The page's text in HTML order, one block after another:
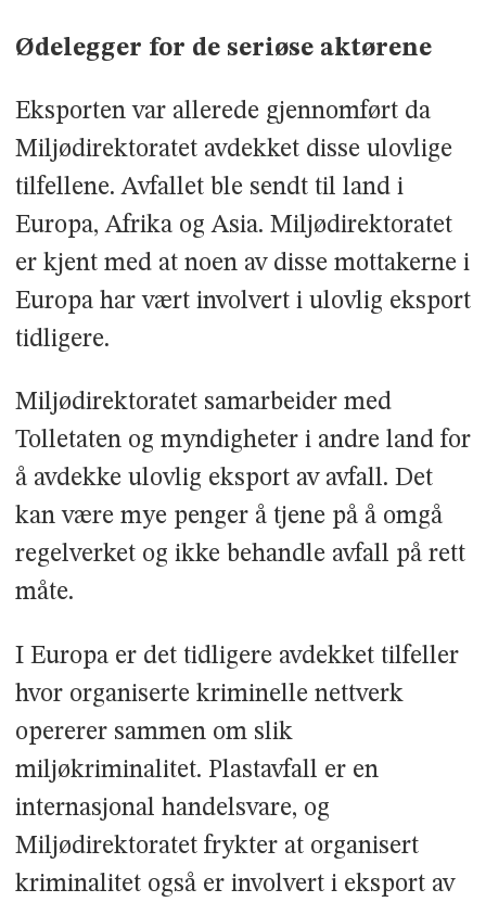
Ødelegger for de seriøse aktørene
Eksporten var allerede gjennomført da
Miljødirektoratet avdekket disse ulovlige
tilfellene. Avfallet ble sendt til land i
Europa, Afrika og Asia. Miljødirektoratet
er kjent med at noen av disse mottakerne i
Europa har vært involvert i ulovlig eksport
tidligere.
Miljødirektoratet samarbeider med
Tolletaten og myndigheter i andre land for
å avdekke ulovlig eksport av avfall. Det
kan være mye penger å tjene på å omgå
regelverket og ikke behandle avfall på rett
måte.
I Europa er det tidligere avdekket tilfeller
hvor organiserte kriminelle nettverk
opererer sammen om slik
miljøkriminalitet. Plastavfall er en
internasjonal handelsvare, og
Miljødirektoratet frykter at organisert
kriminalitet også er involvert i eksport av